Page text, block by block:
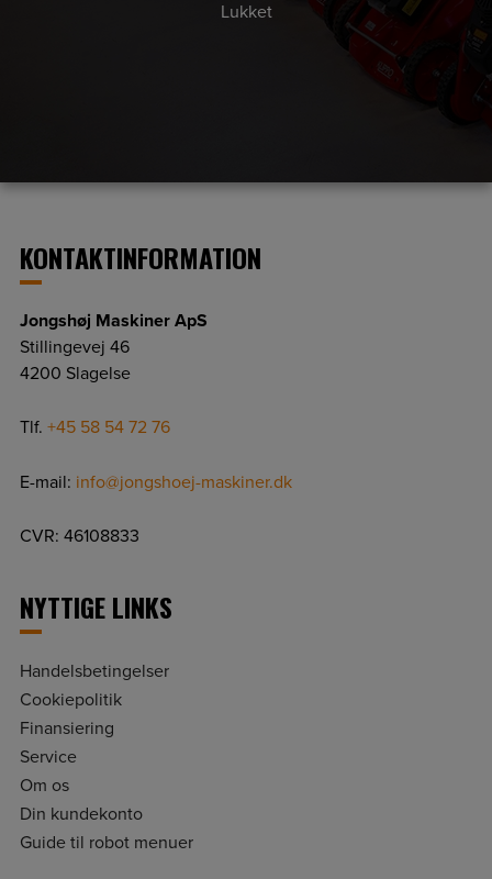
Lukket
KONTAKTINFORMATION
Jongshøj Maskiner ApS
Stillingevej 46
4200 Slagelse
Tlf. +45 58 54 72 76
E-mail: info@jongshoej-maskiner.dk
CVR: 46108833
NYTTIGE LINKS
Handelsbetingelser
Cookiepolitik
Finansiering
Service
Om os
Din kundekonto
Guide til robot menuer